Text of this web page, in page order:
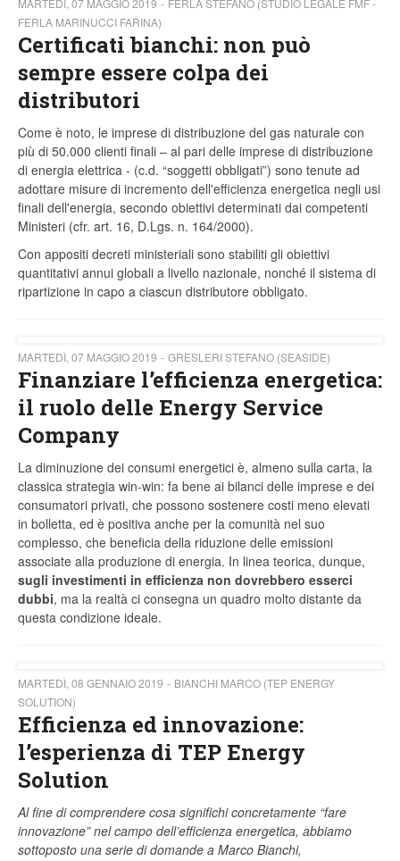
MARTEDÌ, 07 MAGGIO 2019
FERLA STEFANO (STUDIO LEGALE FMF -
FERLA MARINUCCI FARINA)
Certificati bianchi: non può
sempre essere colpa dei
distributori
Come è noto, le imprese di distribuzione del gas naturale con
più di 50.000 clienti finali – al pari delle imprese di distribuzione
di energia elettrica - (c.d. “soggetti obbligati”) sono tenute ad
adottare misure di incremento dell'efficienza energetica negli usi
finali dell'energia, secondo obiettivi determinati dai competenti
Ministeri (cfr. art. 16, D.Lgs. n. 164/2000).
Con appositi decreti ministeriali sono stabiliti gli obiettivi
quantitativi annui globali a livello nazionale, nonché il sistema di
ripartizione in capo a ciascun distributore obbligato.
MARTEDÌ, 07 MAGGIO 2019 GRESLERI STEFANO (SEASIDE)
Finanziare l’efficienza energetica:
il ruolo delle Energy Service
Company
La diminuzione dei consumi energetici è, almeno sulla carta, la
classica strategia win-win: fa bene ai bilanci delle imprese e dei
consumatori privati, che possono sostenere costi meno elevati
in bolletta, ed è positiva anche per la comunità nel suo
complesso, che beneficia della riduzione delle emissioni
associate alla produzione di energia. In linea teorica, dunque,
sugli investimenti in efficienza non dovrebbero esserci
dubbi, ma la realtà ci consegna un quadro molto distante da
questa condizione ideale.
MARTEDÌ, 08 GENNAIO 2019
BIANCHI MARCO (TEP ENERGY
SOLUTION)
Efficienza ed innovazione:
l’esperienza di TEP Energy
Solution
Al fine di comprendere cosa significhi concretamente “fare
innovazione” nel campo dell’efficienza energetica, abbiamo
sottoposto una serie di domande a Marco Bianchi,